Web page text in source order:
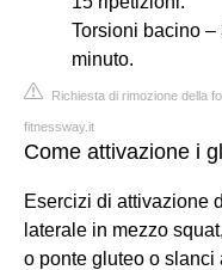
Torsioni bacino
minuto.
Richiesta di rimozione della
fitnessway.it
Come attivazione i
Esercizi di attivazione
laterale in mezzo
o ponte gluteo o slanci